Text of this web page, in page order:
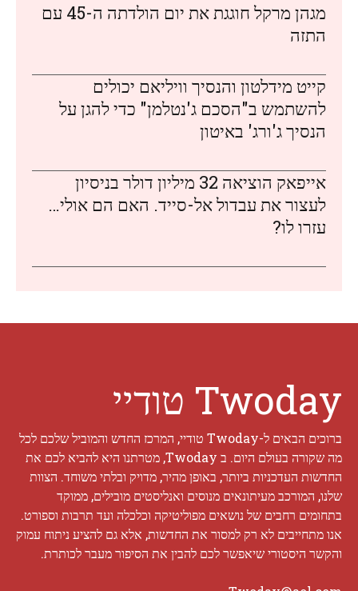
מגהן מרקל חוגגת את יום הולדתה ה-45 עם
התזה
קייט מידלטון והנסיך וויליאם יכולים
להשתמש ב"הסכם ג'נטלמן" כדי להגן על
הנסיך ג'ורג' באיטון
אייפאק הוציאה 32 מיליון דולר בניסיון
לעצור את עבדול אל-סייד. האם הם אולי…
עזרו לו?
Twoday טודיי
ברוכים הבאים ל-Twoday טודיי, המרכז החדש והמוביל שלכם לכל
מה שקורה בעולם היום. ב Twoday, מטרתנו היא להביא לכם את
החדשות העדכניות ביותר, באופן מהיר, מדויק ובלתי משוחד. הצוות
שלנו, המורכב מעיתונאים מנוסים ואנליסטים מובילים, ממוקד
בתחומים רחבים של נושאים מפוליטיקה וכלכלה ועד תרבות וספורט.
אנו מתחייבים לא רק למסור את החדשות, אלא גם להציע ניתוח עמוק
והקשר היסטורי שיאפשר לכם להבין את הסיפור מעבר לכותרת.